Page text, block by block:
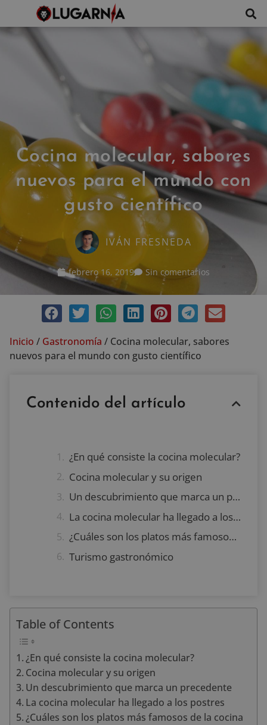
Cocina molecular, sabores
nuevos para el mundo con
gusto científico
IVÁN FRESNEDA
febrero 16, 2019 Sin comentarios
Inicio / Gastronomía / Cocina molecular, sabores
nuevos para el mundo con gusto científico
Contenido del artículo
¿En qué consiste la cocina molecular?
Cocina molecular y su origen
Un descubrimiento que marca un precedente
La cocina molecular ha llegado a los postres
¿Cuáles son los platos más famosos de la cocina molecular?
Turismo gastronómico
Table of Contents
¿En qué consiste la cocina molecular?
Cocina molecular y su origen
Un descubrimiento que marca un precedente
La cocina molecular ha llegado a los postres
¿Cuáles son los platos más famosos de la cocina